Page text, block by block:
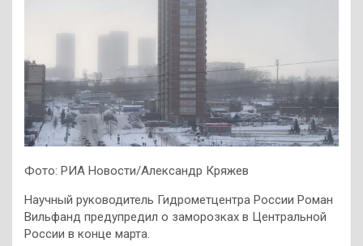
Фото: РИА Новости/Александр Кряжев
Научный руководитель Гидрометцентра России Роман
Вильфанд предупредил о заморозках в Центральной
России в конце марта.